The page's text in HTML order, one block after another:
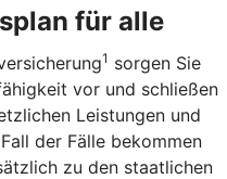
für alle
1 sorgen Sie
vor und schließen
Leistungen und
der Fälle bekommen
zu den staatlichen